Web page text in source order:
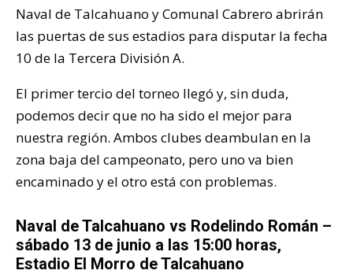
Naval de Talcahuano y Comunal Cabrero abrirán
las puertas de sus estadios para disputar la fecha
10 de la Tercera División A.
El primer tercio del torneo llegó y, sin duda,
podemos decir que no ha sido el mejor para
nuestra región. Ambos clubes deambulan en la
zona baja del campeonato, pero uno va bien
encaminado y el otro está con problemas.
Naval de Talcahuano vs Rodelindo Román –
sábado 13 de junio a las 15:00 horas,
Estadio El Morro de Talcahuano